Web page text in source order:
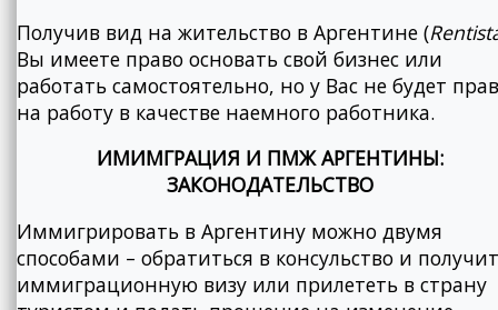
Получив вид на жительство в Аргентине (
Вы имеете право основать свой бизнес или
работать самостоятельно, но у Вас не будет
на работу в качестве наемного работника.
ИМИМГРАЦИЯ И ПМЖ АРГЕНТИНЫ:
ЗАКОНОДАТЕЛЬСТВО
Иммигрировать в Аргентину можно двумя
способами – обратиться в консульство и
иммиграционную визу или прилететь в страну